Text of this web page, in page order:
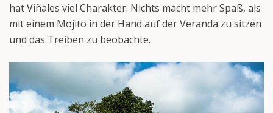
hat Viñales viel Charakter. Nichts macht mehr Spaß, als
mit einem Mojito in der Hand auf der Veranda zu sitzen
und das Treiben zu beobachte.